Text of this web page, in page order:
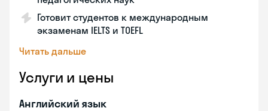
Готовит студентов к международным
экзаменам IELTS и TOEFL
Читать дальше
Услуги и цены
Английский язык